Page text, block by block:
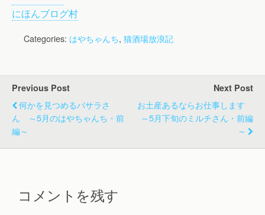
にほんブログ村
Categories: はやちゃんち, 猫酒場放浪記
Previous Post
何かを見つめるバサラさ
ん ～5月のはやちゃんち・前
編～
Next Post
お土産あるならお仕事します
～5月下旬のミルチさん・前編
～
コメントを残す